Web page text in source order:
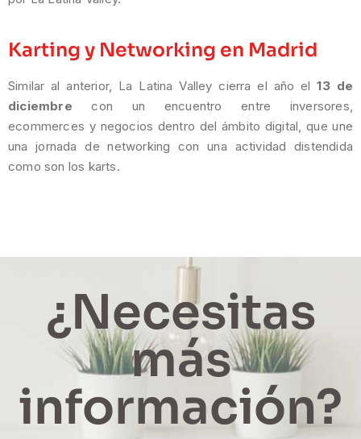
Karting y Networking en Madrid
Similar al anterior, La Latina Valley cierra el año el13 de
diciembre con un encuentro entre inversores,
ecommerces y negocios dentro del ámbito digital, que une
una jornada de networking con una actividad distendida
como son los karts.
¿Necesitas
más
información?